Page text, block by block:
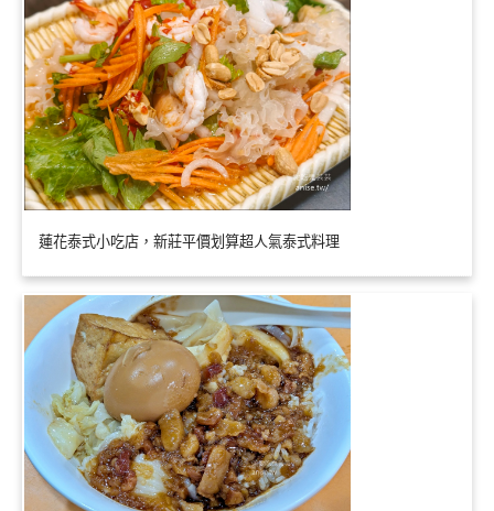
蓮花泰式小吃店，新莊平價划算超人氣泰式料理